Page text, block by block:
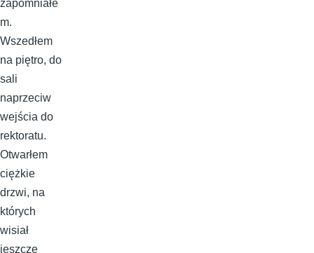
zapomniałe
m.
Wszedłem
na piętro, do
sali
naprzeciw
wejścia do
rektoratu.
Otwarłem
ciężkie
drzwi, na
których
wisiał
jeszcze